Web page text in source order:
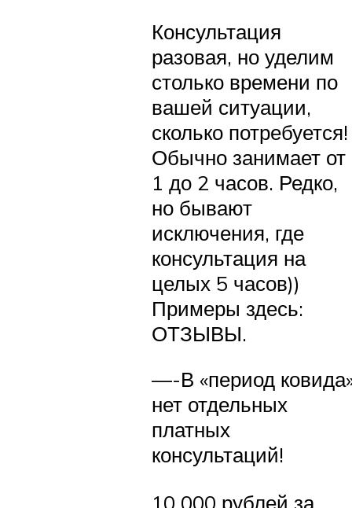
Консультация
разовая, но уделим
столько времени по
вашей ситуации,
сколько потребуется!
Обычно занимает от
1 до 2 часов. Редко,
но бывают
исключения, где
консультация на
целых 5 часов))
Примеры здесь:
ОТЗЫВЫ.
—-В «период
нет отдельных
платных
консультаций!
10 000 рублей за